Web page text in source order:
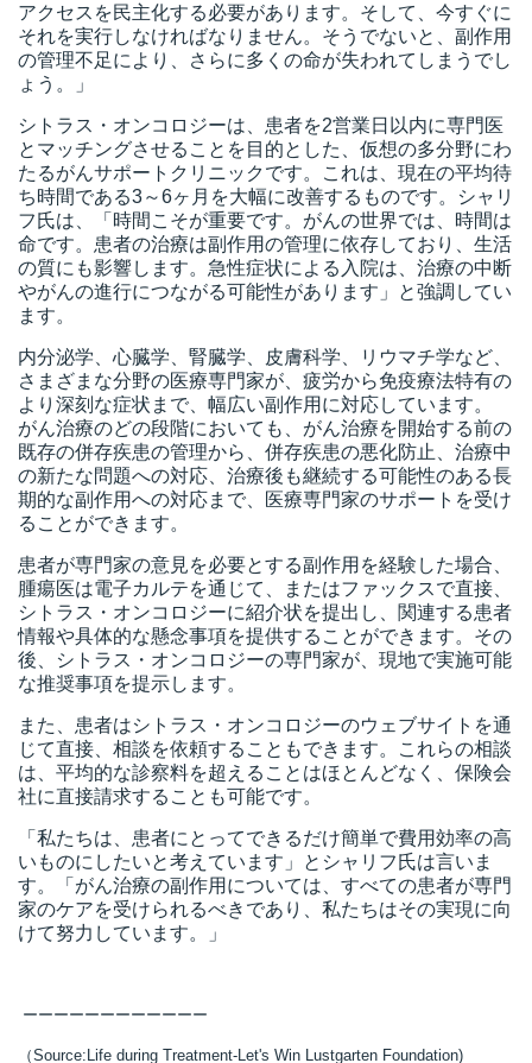
アクセスを民主化する必要があります。そして、今すぐに
それを実行しなければなりません。そうでないと、副作用
の管理不足により、さらに多くの命が失われてしまうでし
ょう。」
シトラス・オンコロジーは、患者を2営業日以内に専門医
とマッチングさせることを目的とした、仮想の多分野にわ
たるがんサポートクリニックです。これは、現在の平均待
ち時間である3～6ヶ月を大幅に改善するものです。シャリ
フ氏は、「時間こそが重要です。がんの世界では、時間は
命です。患者の治療は副作用の管理に依存しており、生活
の質にも影響します。急性症状による入院は、治療の中断
やがんの進行につながる可能性があります」と強調してい
ます。
内分泌学、心臓学、腎臓学、皮膚科学、リウマチ学など、
さまざまな分野の医療専門家が、疲労から免疫療法特有の
より深刻な症状まで、幅広い副作用に対応しています。
がん治療のどの段階においても、がん治療を開始する前の
既存の併存疾患の管理から、併存疾患の悪化防止、治療中
の新たな問題への対応、治療後も継続する可能性のある長
期的な副作用への対応まで、医療専門家のサポートを受け
ることができます。
患者が専門家の意見を必要とする副作用を経験した場合、
腫瘍医は電子カルテを通じて、またはファックスで直接、
シトラス・オンコロジーに紹介状を提出し、関連する患者
情報や具体的な懸念事項を提供することができます。その
後、シトラス・オンコロジーの専門家が、現地で実施可能
な推奨事項を提示します。
また、患者はシトラス・オンコロジーのウェブサイトを通
じて直接、相談を依頼することもできます。これらの相談
は、平均的な診察料を超えることはほとんどなく、保険会
社に直接請求することも可能です。
「私たちは、患者にとってできるだけ簡単で費用効率の高
いものにしたいと考えています」とシャリフ氏は言いま
す。「がん治療の副作用については、すべての患者が専門
家のケアを受けられるべきであり、私たちはその実現に向
けて努力しています。」
ーーーーーーーーーーーー
（Source:Life during Treatment-Let's Win Lustgarten Foundation)